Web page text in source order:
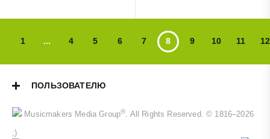
1 ... 4 5 6 7 8 9 10 11 12
ПОЛЬЗОВАТЕЛЮ
Musicmakers Media Group®. All Rights Reserved. © 1816–2026
;)